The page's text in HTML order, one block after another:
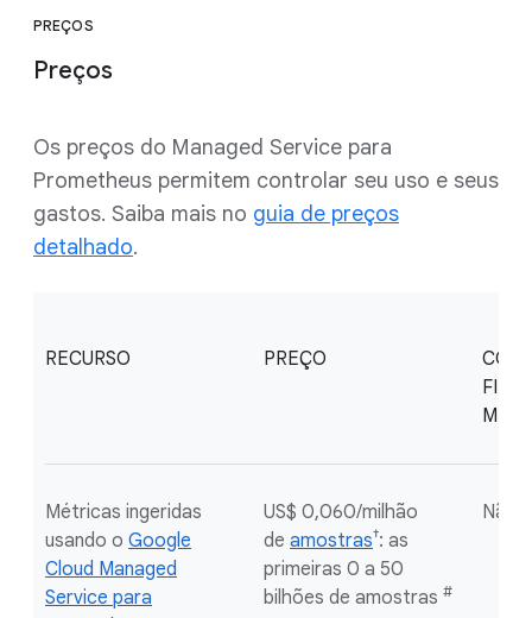
PREÇOS
Preços
Os preços do Managed Service para
Prometheus permitem controlar seu uso e seus
gastos. Saiba mais no guia de preços
detalhado.
RECURSO PREÇO
MÊS
Métricas ingeridas
usando o Google
Cloud Managed
Service para
US$ 0,060/milhão
de amostras†: as
primeiras 0 a 50
bilhões de amostras #
Não